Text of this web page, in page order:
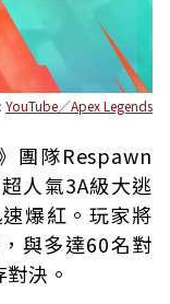
YouTube／Apex Legends
團隊Respawn
人氣3A級大逃
爆紅。玩家將
與多達60名對
決。